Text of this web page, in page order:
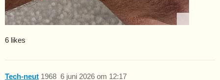
6 likes
Tech-neut 6 juni 2026 om 12:17
1968